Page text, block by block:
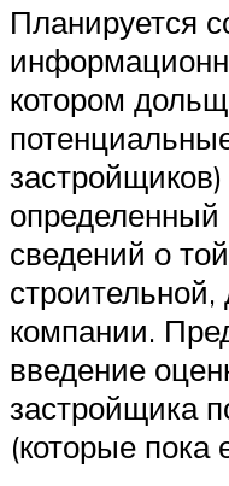
Планируется
котором
сведений о
строительной,
компании.
введение
застройщика
(которые